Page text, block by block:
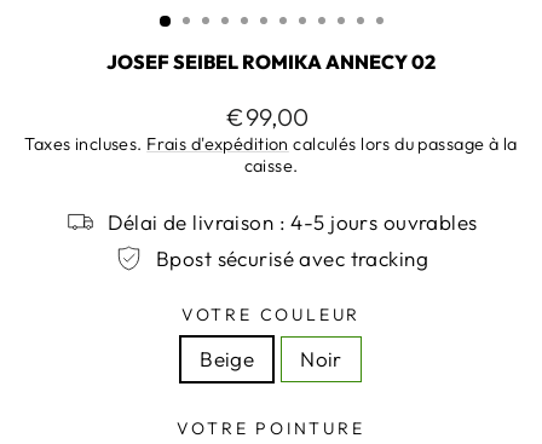
JOSEF SEIBEL ROMIKA ANNECY 02
Prix
régulier
€99,00
Taxes incluses. Frais d'expédition calculés lors du passage à la
caisse.
Délai de livraison : 4-5 jours ouvrables
Bpost sécurisé avec tracking
VOTRE COULEUR
Beige Noir
VOTRE POINTURE